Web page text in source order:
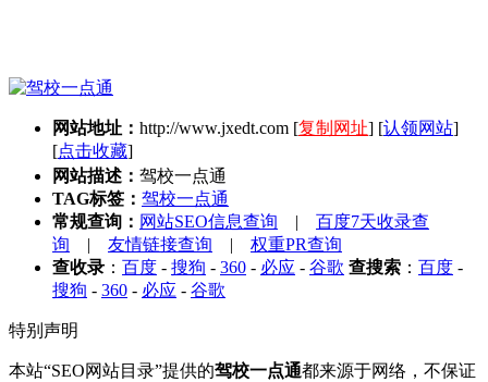
网站地址： http://www.jxedt.com [复制网址] [认领网站]
[点击收藏]
网站描述： 驾校一点通
TAG标签： 驾校一点通
常规查询： 网站SEO信息查询 | 百度7天收录查
询 | 友情链接查询 | 权重PR查询
查收录 ： 百度 - 搜狗 - 360 - 必应 - 谷歌 查搜索 ： 百度 -
搜狗 - 360 - 必应 - 谷歌
特别声明
本站“SEO网站目录”提供的驾校一点通都来源于网络，不保证